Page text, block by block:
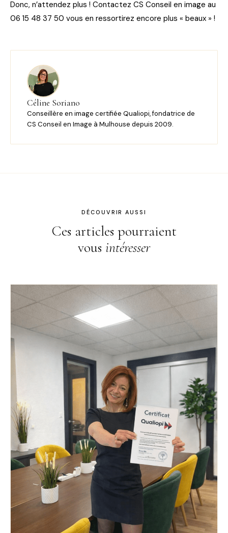
Donc, n’attendez plus ! Contactez CS Conseil en image au
06 15 48 37 50 vous en ressortirez encore plus « beaux » !
Céline Soriano
Conseillère en image certifiée Qualiopi, fondatrice de
CS Conseil en Image à Mulhouse depuis 2009.
DÉCOUVRIR AUSSI
Ces articles pourraient
vous intéresser